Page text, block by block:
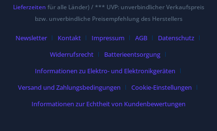
Lieferzeiten für alle Länder) / *** UVP: unverbindlicher Verkaufspreis
bzw. unverbindliche Preisempfehlung des Herstellers
Newsletter Kontakt Impressum AGB
Datenschutz
Widerrufsrecht
Batterieentsorgung
Informationen zu Elektro- und Elektronikgeräten
Versand und Zahlungsbedingungen
Cookie-Einstellungen
Informationen zur Echtheit von Kundenbewertungen